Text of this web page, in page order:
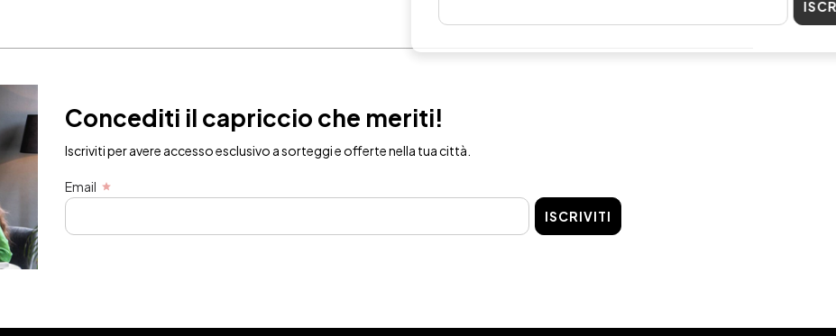
Concediti il capriccio che meriti!
Iscriviti per avere accesso esclusivo a sorteggi e offerte nella tua città.
Email
ISCRIVITI